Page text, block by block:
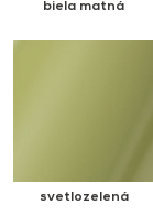
biela matná
svetlozelená